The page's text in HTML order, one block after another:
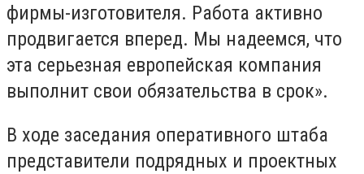
фирмы-изготовителя. Работа активно
продвигается вперед. Мы надеемся, что
эта серьезная европейская компания
выполнит свои обязательства в срок».
В ходе заседания оперативного штаба
представители подрядных и проектных